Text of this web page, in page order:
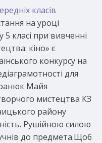
класів
на уроці
класі при вивченні
кіно» є
конкурсу на
для
Майя
мистецтва КЗ
району
Рушійною силою
до предмета.Щоб